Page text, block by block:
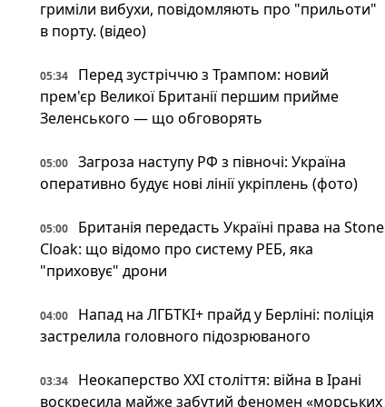
гриміли вибухи, повідомляють про "прильоти"
в порту. (відео)
05:34
Перед зустріччю з Трампом: новий
прем'єр Великої Британії першим прийме
Зеленського — що обговорять
05:00
Загроза наступу РФ з півночі: Україна
оперативно будує нові лінії укріплень (фото)
05:00
Британія передасть Україні права на Stone
Cloak: що відомо про систему РЕБ, яка
"приховує" дрони
04:00
Напад на ЛГБТКІ+ прайд у Берліні: поліція
застрелила головного підозрюваного
03:34
Неокаперство XXI століття: війна в Ірані
воскресила майже забутий феномен «морських